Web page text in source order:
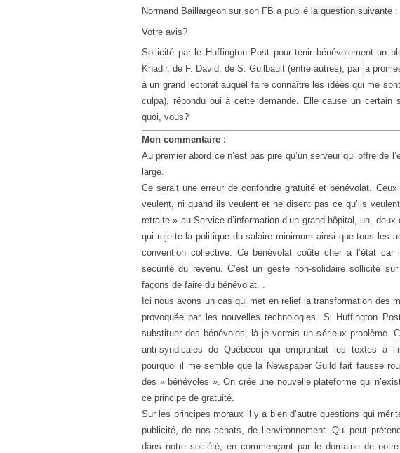
Normand Baillargeon sur son FB a publié la question suivante :
Votre avis?
Sollicité par le Huffington Post pour tenir bénévolement un
Khadir, de F. David, de S. Guilbault (entre autres), par la
à un grand lectorat auquel faire connaître les idées qui me
culpa), répondu oui à cette demande. Elle cause un certain
quoi, vous?
Mon commentaire :
Au premier abord ce n’est pas pire qu’un serveur qui offre de
large.
Ce serait une erreur de confondre gratuité et bénévolat.
veulent, ni quand ils veulent et ne disent pas ce qu’ils
retraite » au Service d’information d’un grand hôpital, un,
qui rejette la politique du salaire minimum ainsi que tous les
convention collective. Ce bénévolat coûte cher à l’état
sécurité du revenu. C’est un geste non-solidaire sollicité
façons de faire du bénévolat. .
Ici nous avons un cas qui met en relief la transformation des
provoquée par les nouvelles technologies. Si Huffington
substituer des bénévoles, là je verrais un sérieux problème.
anti-syndicales de Québécor qui empruntait les textes à
pourquoi il me semble que la Newspaper Guild fait fausse
des « bénévoles ». On crée une nouvelle plateforme qui
ce principe de gratuité.
Sur les principes moraux il y a bien d’autre questions qui
publicité, de nos achats, de l’environnement. Qui peut
dans notre société, en commençant par le domaine de